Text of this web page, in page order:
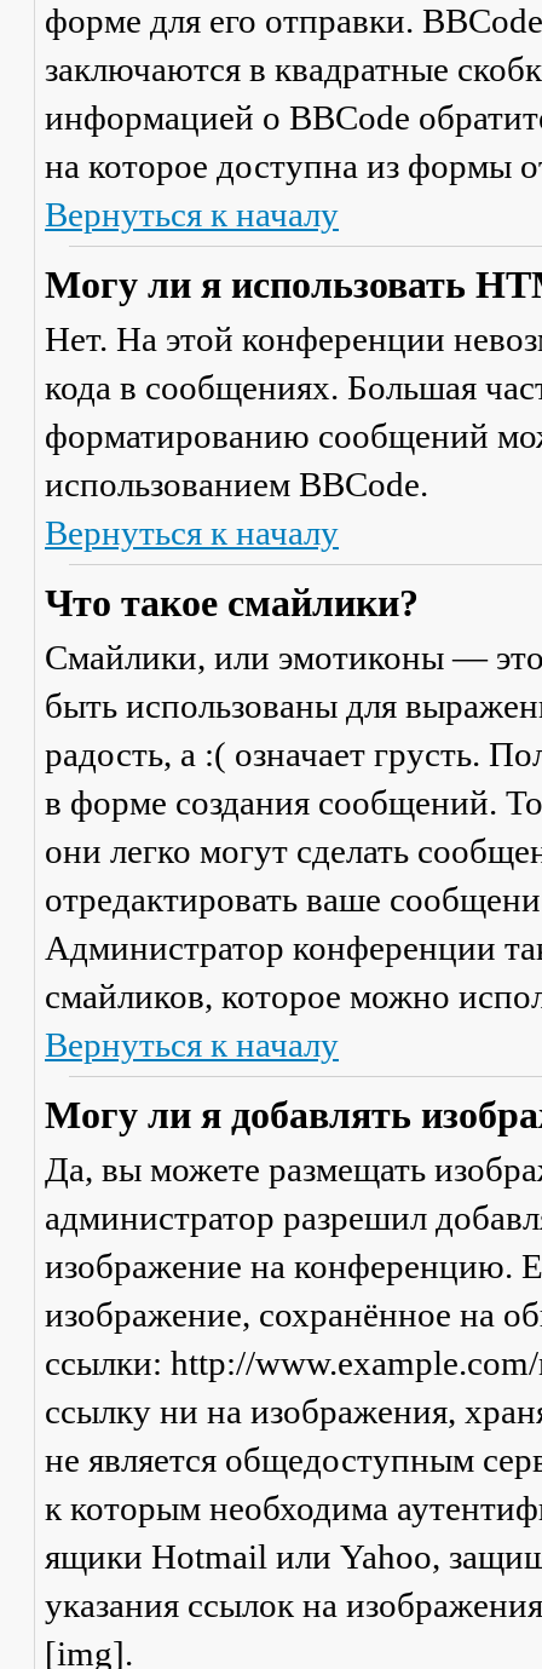
форме для его отправки.
заключаются в квадратные
информацией о BBCode
на которое доступна из формы
Вернуться к началу
Могу ли я использовать
Нет. На этой конференции
кода в сообщениях. Большая
форматированию сообщений
использованием BBCode.
Вернуться к началу
Что такое смайлики?
Смайлики, или эмотиконы —
быть использованы для
радость, а :( означает грусть.
в форме создания сообщений.
они легко могут сделать
отредактировать ваше
Администратор конференции
смайликов, которое можно
Вернуться к началу
Могу ли я добавлять
Да, вы можете размещать
администратор разрешил
изображение на конференцию.
изображение, сохранённое на
ссылки: http://
ссылку ни на изображения,
не является общедоступным
к которым необходима
ящики Hotmail или Yahoo,
указания ссылок на
[img].